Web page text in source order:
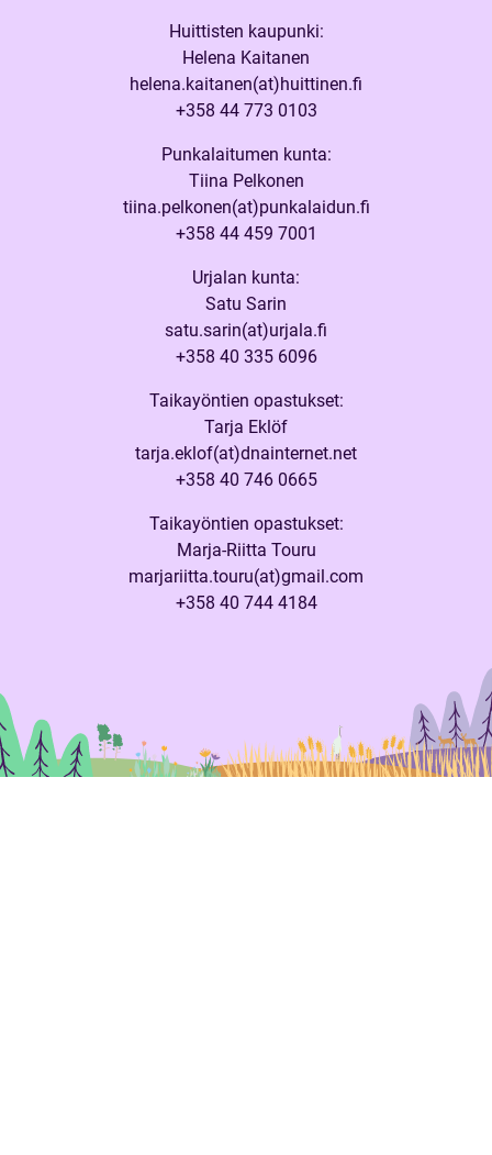
Huittisten kaupunki:
Helena Kaitanen
helena.kaitanen(at)huittinen.fi
+358 44 773 0103
Punkalaitumen kunta:
Tiina Pelkonen
tiina.pelkonen(at)punkalaidun.fi
+358 44 459 7001
Urjalan kunta:
Satu Sarin
satu.sarin(at)urjala.fi
+358 40 335 6096
Taikayöntien opastukset:
Tarja Eklöf
tarja.eklof(at)dnainternet.net
+358 40 746 0665
Taikayöntien opastukset:
Marja-Riitta Touru
marjariitta.touru(at)gmail.com
+358 40 744 4184